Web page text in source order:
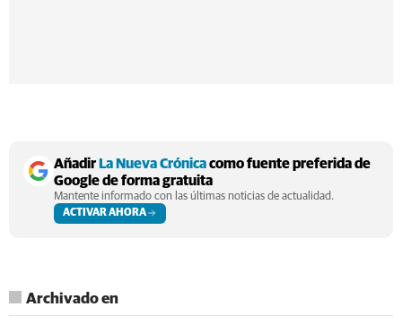
AñadirLa Nueva Crónicacomo fuente preferida de
Google de forma gratuita
Mantente informado con las últimas noticias de actualidad.
ACTIVAR AHORA
Archivado en